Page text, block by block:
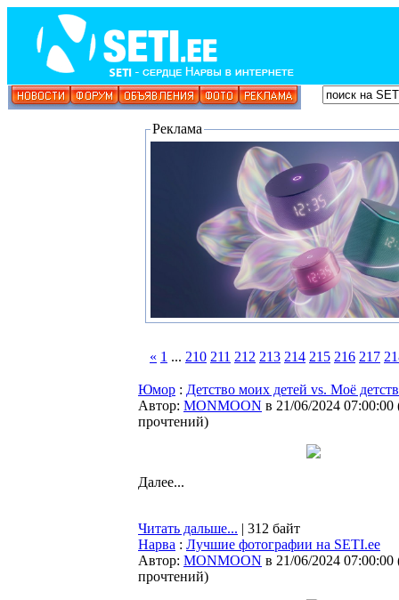
Реклама
« 1 ... 210 211 212 213 214 215 216 217
Юмор : Детство моих детей vs. Моё
Автор: MONMOON в 21/06/2024 07:00:00
прочтений)
Далее...
Читать дальше... | 312 байт
Нарва : Лучшие фотографии на SETI.ee
Автор: MONMOON в 21/06/2024 07:00:00
прочтений)